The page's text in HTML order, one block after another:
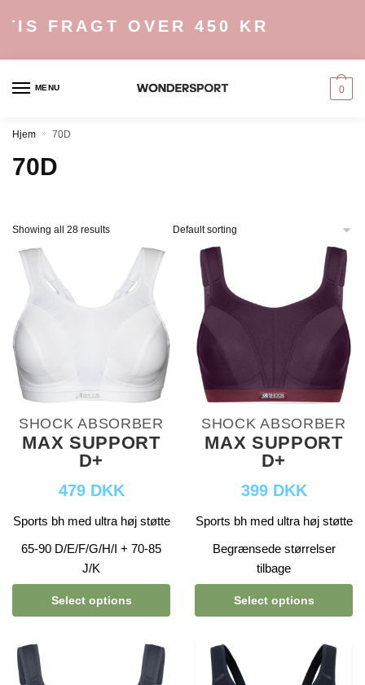
FRAGT OVER 450 KR
MENU 0
Hjem » 70D
70D
Showing all 28 results
SHOCK ABSORBER
MAX SUPPORT
D+
479 DKK
Sports bh med ultra høj støtte
65-90 D/E/F/G/H/I + 70-85
J/K
Select options
SHOCK ABSORBER
MAX SUPPORT
D+
399 DKK
Sports bh med ultra høj støtte
Begrænsede størrelser
tilbage
Select options